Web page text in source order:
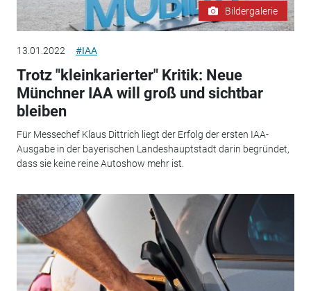
Bildergalerie
13.01.2022 #IAA
Trotz "kleinkarierter" Kritik: Neue
Münchner IAA will groß und sichtbar
bleiben
Für Messechef Klaus Dittrich liegt der Erfolg der ersten IAA-
Ausgabe in der bayerischen Landeshauptstadt darin begründet,
dass sie keine reine Autoshow mehr ist.